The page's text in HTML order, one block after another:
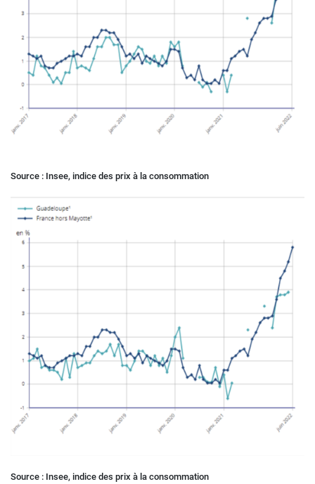
Source : Insee, indice des prix à la consommation
Source : Insee, indice des prix à la consommation